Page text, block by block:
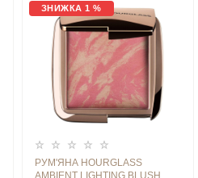
ЗНИЖКА 1 %
РУМ'ЯНА HOURGLASS
AMBIENT LIGHTING BLUSH